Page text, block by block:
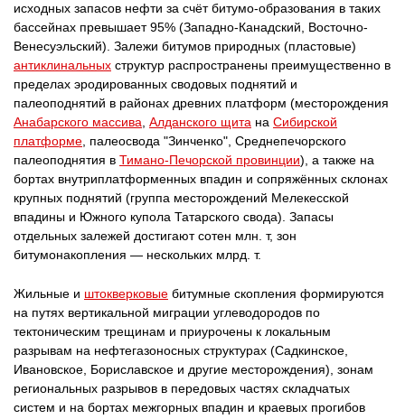
исходных запасов нефти за счёт битумо-образования в таких
бассейнах превышает 95% (Западно-Канадский, Восточно-
Венесуэльский). Залежи битумов природных (пластовые)
антиклинальных структур распространены преимущественно в
пределах эродированных сводовых поднятий и
палеоподнятий в районах древних платформ (месторождения
Анабарского массива Алданского щита на Сибирской
платформе , палеосвода "Зинченко", Среднепечорского
палеоподнятия в Тимано-Печорской провинции), а также на
бортах внутриплатформенных впадин и сопряжённых склонах
крупных поднятий (группа месторождений Мелекесской
впадины и Южного купола Татарского свода). Запасы
отдельных залежей достигают сотен млн. т, зон
битумонакопления — нескольких млрд. т.
Жильные и штокверковые битумные скопления формируются
на путях вертикальной миграции углеводородов по
тектоническим трещинам и приурочены к локальным
разрывам на нефтегазоносных структурах (Садкинское,
Ивановское, Бориславское и другие месторождения), зонам
региональных разрывов в передовых частях складчатых
систем и на бортах межгорных впадин и краевых прогибов